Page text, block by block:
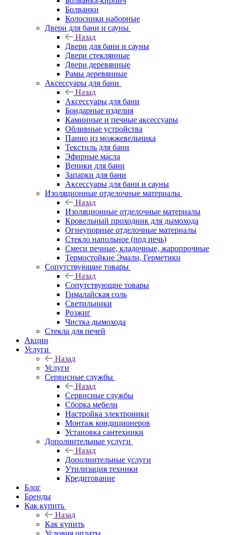
Болванки
Колосники наборные
Двери для бани и сауны
Назад
Двери для бани и сауны
Двери стеклянные
Двери деревянные
Рамы деревянные
Аксессуары для бани
Назад
Аксессуары для бани
Бондарные изделия
Каминные и печные аксессуары
Обливные устройства
Панно из можжевельника
Текстиль для бани
Эфирные масла
Веники для бани
Запарки для бани
Аксессуары для бани и сауны
Изоляционные отделочные материалы
Назад
Изоляционные отделочные материалы
Кровельный проходник для дымохода
Огнеупорные отделочные материалы
Стекло напольное (под печь)
Смеси печные, кладочные, жаропрочные
Термостойкие Эмали, Герметики
Сопутствующие товары
Назад
Сопутствующие товары
Гималайская соль
Светильники
Розжиг
Чистка дымохода
Стекла для печей
Акции
Услуги
Назад
Услуги
Сервисные службы
Назад
Сервисные службы
Сборка мебели
Настройка электроники
Монтаж кондиционеров
Установка сантехники
Дополнительные услуги
Назад
Дополнительные услуги
Утилизация техники
Кредитование
Блог
Бренды
Как купить
Назад
Как купить
Условия оплаты